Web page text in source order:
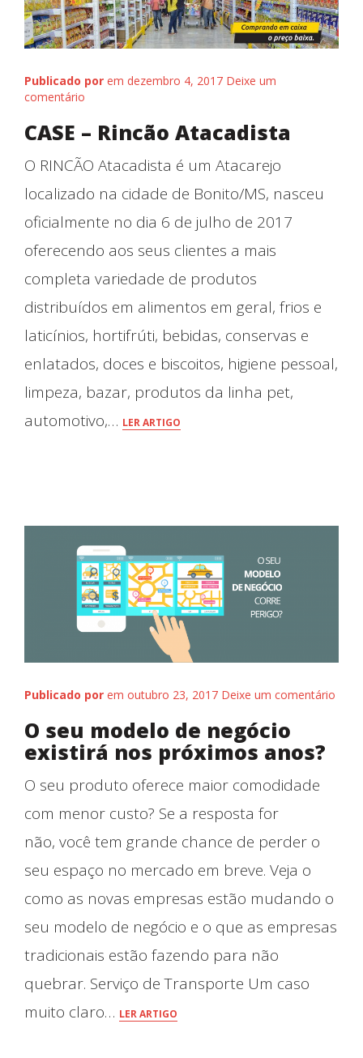
Nossos Trabalhos
Publicado por em dezembro 4, 2017 Deixe um
comentário
CASE – Rincão Atacadista
O RINCÃO Atacadista é um Atacarejo
localizado na cidade de Bonito/MS, nasceu
oficialmente no dia 6 de julho de 2017
oferecendo aos seus clientes a mais
completa variedade de produtos
distribuídos em alimentos em geral, frios e
laticínios, hortifrúti, bebidas, conservas e
enlatados, doces e biscoitos, higiene pessoal,
limpeza, bazar, produtos da linha pet,
automotivo,… LER ARTIGO
Publicado por em outubro 23, 2017 Deixe um comentário
O seu modelo de negócio
existirá nos próximos anos?
O seu produto oferece maior comodidade
com menor custo? Se a resposta for
não, você tem grande chance de perder o
seu espaço no mercado em breve. Veja o
como as novas empresas estão mudando o
seu modelo de negócio e o que as empresas
tradicionais estão fazendo para não
quebrar. Serviço de Transporte Um caso
muito claro… LER ARTIGO